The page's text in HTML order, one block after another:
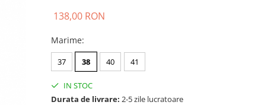
138,00 RON
Marime:
37 38 40 41
IN STOC
Durata de livrare: 2-5 zile lucratoare